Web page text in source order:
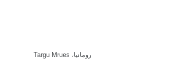
رومانيا، Targu Mrues